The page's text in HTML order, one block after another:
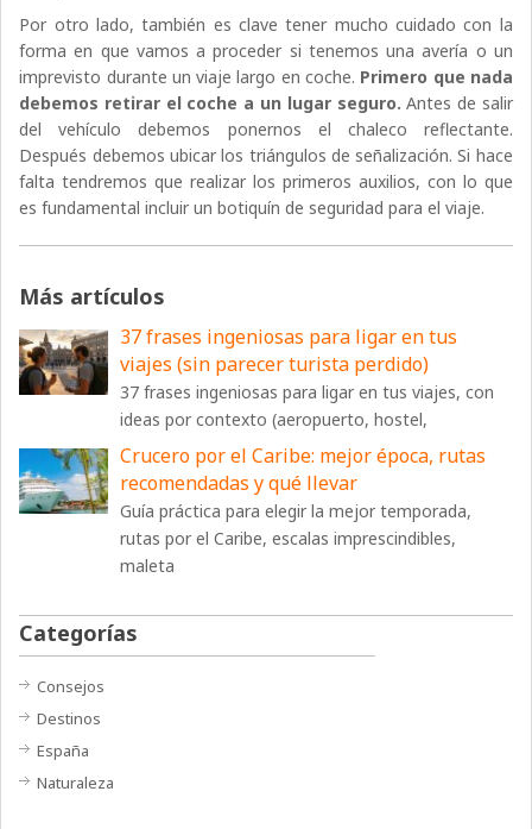
Por otro lado, también es clave tener mucho cuidado con la
forma en que vamos a proceder si tenemos una avería o un
imprevisto durante un viaje largo en coche. Primero que nada
debemos retirar el coche a un lugar seguro. Antes de salir
del vehículo debemos ponernos el chaleco reflectante.
Después debemos ubicar los triángulos de señalización. Si hace
falta tendremos que realizar los primeros auxilios, con lo que
es fundamental incluir un botiquín de seguridad para el viaje.
Más artículos
37 frases ingeniosas para ligar en tus
viajes (sin parecer turista perdido)
37 frases ingeniosas para ligar en tus viajes, con
ideas por contexto (aeropuerto, hostel,
Crucero por el Caribe: mejor época, rutas
recomendadas y qué llevar
Guía práctica para elegir la mejor temporada,
rutas por el Caribe, escalas imprescindibles,
maleta
Categorías
Consejos
Destinos
España
Naturaleza